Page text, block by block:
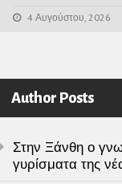
4 Αυγούστου, 2026
Author Posts
Στην Ξάνθη ο
γυρίσματα της